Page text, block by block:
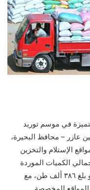
في موسم توريد
عازر – محافظ البحيرة،
الإستلام والتخزين
الكميات الموردة
حتى صباح اليوم الخميس الموافق ٤ يونيو بلغ ٣٨٦ ألف طن، مع